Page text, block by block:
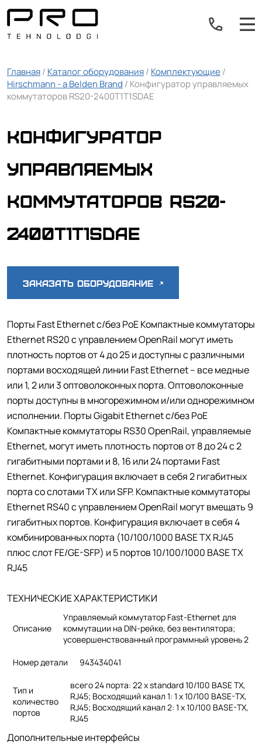
Главная/ Каталог оборудования/ Комплектующие/
Hirschmann - a Belden Brand / Конфигуратор управляемых
коммутаторов RS20-2400T1T1SDAE
Конфигуратор
управляемых
коммутаторов RS20-
2400T1T1SDAE
Заказать оборудование
Порты Fast Ethernet с/без PoE Компактные коммутаторы
Ethernet RS20 с управлением OpenRail могут иметь
плотность портов от 4 до 25 и доступны с различными
портами восходящей линии Fast Ethernet – все медные
или 1, 2 или 3 оптоволоконных порта.Оптоволоконные
порты доступны в многорежимном и/или однорежимном
исполнении. Порты Gigabit Ethernet с/без PoE
Компактные коммутаторы RS30 OpenRail, управляемые
Ethernet, могут иметь плотность портов от 8 до 24 с 2
гигабитными портами и 8, 16 или 24 портами Fast
Ethernet. Конфигурация включает в себя 2 гигабитных
порта со слотами TX или SFP. Компактные коммутаторы
Ethernet RS40 с управлением OpenRail могут вмещать 9
гигабитных портов. Конфигурация включает в себя 4
комбинированных порта (10/100/1000 BASE TX RJ45
плюс слот FE/GE-SFP) и 5 портов 10/100/1000 BASE TX
RJ45
ТЕХНИЧЕСКИЕ ХАРАКТЕРИСТИКИ
Описание
Управляемый коммутатор Fast-Ethernet для
коммутации на DIN-рейке, без вентилятора;
усовершенствованный программный уровень 2
Номер детали 943434041
Тип и
количество
портов
всего 24 порта: 22 x standard 10/100 BASE TX,
RJ45; Восходящий канал 1: 1 x 10/100 BASE-TX,
RJ45; Восходящий канал 2: 1 x 10/100 BASE-TX,
RJ45
Дополнительные интерфейсы